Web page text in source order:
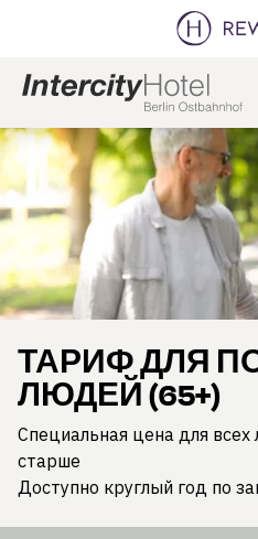
Слайд 1 из 1
ТАРИФ ДЛЯ
ЛЮДЕЙ (65+)
Специальная цена для всех
старше
Доступно круглый год по